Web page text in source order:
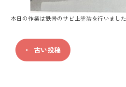
本日の作業は鉄骨のサビ止塗装を行いました
← 古い投稿